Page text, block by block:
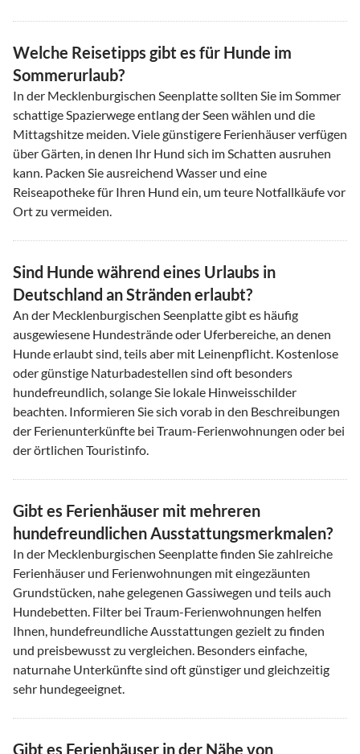
Welche Reisetipps gibt es für Hunde im
Sommerurlaub?
In der Mecklenburgischen Seenplatte sollten Sie im Sommer
schattige Spazierwege entlang der Seen wählen und die
Mittagshitze meiden. Viele günstigere Ferienhäuser verfügen
über Gärten, in denen Ihr Hund sich im Schatten ausruhen
kann. Packen Sie ausreichend Wasser und eine
Reiseapotheke für Ihren Hund ein, um teure Notfallkäufe vor
Ort zu vermeiden.
Sind Hunde während eines Urlaubs in
Deutschland an Stränden erlaubt?
An der Mecklenburgischen Seenplatte gibt es häufig
ausgewiesene Hundestrände oder Uferbereiche, an denen
Hunde erlaubt sind, teils aber mit Leinenpflicht. Kostenlose
oder günstige Naturbadestellen sind oft besonders
hundefreundlich, solange Sie lokale Hinweisschilder
beachten. Informieren Sie sich vorab in den Beschreibungen
der Ferienunterkünfte bei Traum-Ferienwohnungen oder bei
der örtlichen Touristinfo.
Gibt es Ferienhäuser mit mehreren
hundefreundlichen Ausstattungsmerkmalen?
In der Mecklenburgischen Seenplatte finden Sie zahlreiche
Ferienhäuser und Ferienwohnungen mit eingezäunten
Grundstücken, nahe gelegenen Gassiwegen und teils auch
Hundebetten. Filter bei Traum-Ferienwohnungen helfen
Ihnen, hundefreundliche Ausstattungen gezielt zu finden
und preisbewusst zu vergleichen. Besonders einfache,
naturnahe Unterkünfte sind oft günstiger und gleichzeitig
sehr hundegeeignet.
Gibt es Ferienhäuser in der Nähe von